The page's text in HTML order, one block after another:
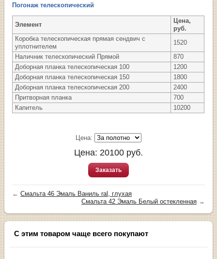
Погонаж телескопический
Элемент
Цена,
руб.
Коробка телескопическая прямая сендвич с
уплотнителем
1520
Наличник телескопический Прямой
870
Доборная планка телескопическая 100
1200
Доборная планка телескопическая 150
1800
Доборная планка телескопическая 200
2400
Притворная планка
700
Капитель
10200
Цена:
Цена: 20100 руб.
Заказать
←Смальта 46 Эмаль Ваниль ral, глухая
Смальта 42 Эмаль Белый остекленная→
С этим товаром чаще всего покупают